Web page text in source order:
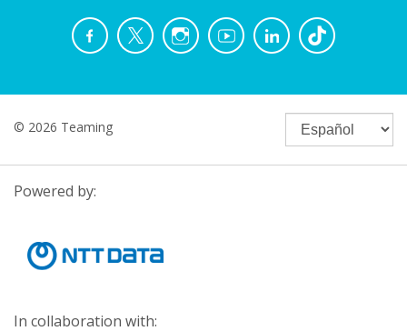
© 2026 Teaming
Powered by:
In collaboration with: